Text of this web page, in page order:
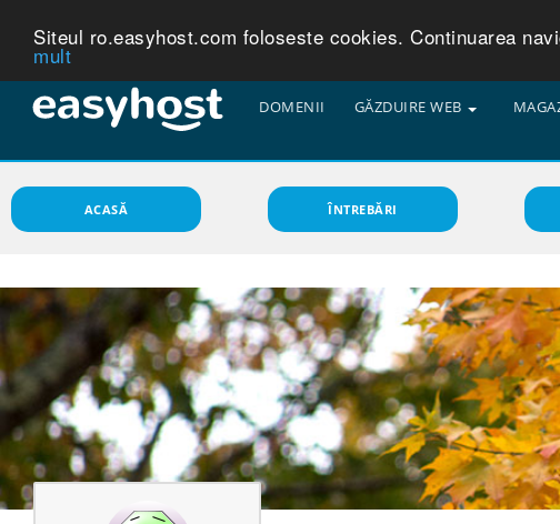
Siteul ro.easyhost.com foloseste cookies. Continuarea
mult
DOMENII GĂZDUIRE WEB
ACASĂ ÎNTREBĂRI